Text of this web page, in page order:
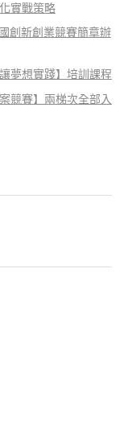
實戰策略
創新創業競賽簡章辦
夢想實踐】培訓課程
競賽】兩梯次全部入